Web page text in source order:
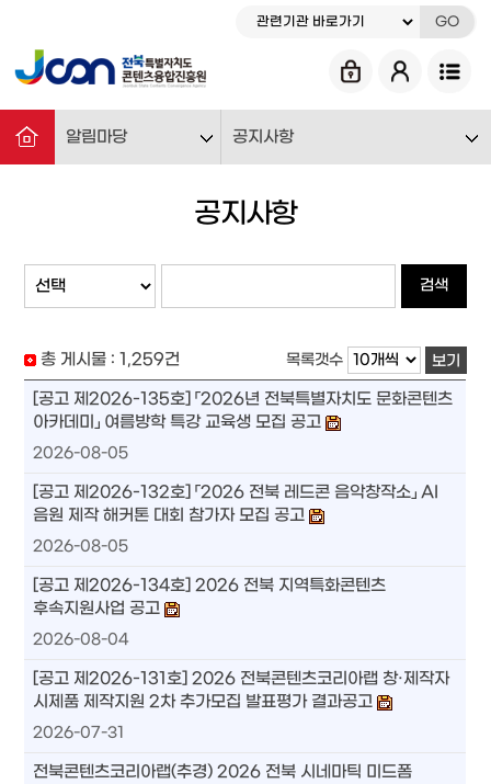
GO
알림마당 공지사항
공지사항
검색
총 게시물 :1,259건 목록갯수 보기
[공고 제2026-135호] 「2026년 전북특별자치도 문화콘텐츠
아카데미」 여름방학 특강 교육생 모집 공고
2026-08-05
[공고 제2026-132호] 「2026 전북 레드콘 음악창작소」 AI
음원 제작 해커톤 대회 참가자 모집 공고
2026-08-05
[공고 제2026-134호] 2026 전북 지역특화콘텐츠
후속지원사업 공고
2026-08-04
[공고 제2026-131호] 2026 전북콘텐츠코리아랩 창·제작자
시제품 제작지원 2차 추가모집 발표평가 결과공고
2026-07-31
전북콘텐츠코리아랩(추경) 2026 전북 시네마틱 미드폼